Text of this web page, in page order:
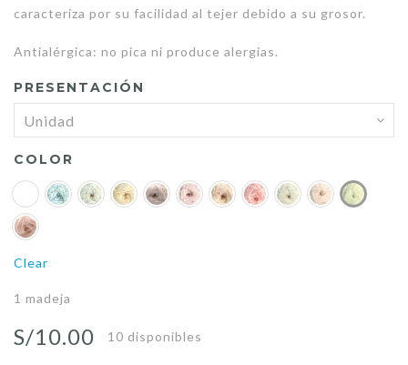
desde
S/10.00
caracteriza por su facilidad al tejer debido a su grosor.
Antialérgica: no pica ni produce alergias.
PRESENTACIÓN
COLOR
Clear
1 madeja
S/10.00 10 disponibles